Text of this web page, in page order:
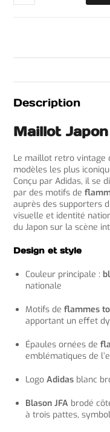
Description
Maillot
Le maillot retro vintage
modèles les plus
Conçu par Adidas, il se
par des motifs de
auprès des supporters
visuelle et identité
du Japon sur la scène
Design et style
Couleur principale :
nationale
Motifs deflammes
apportant un effet
Épaules ornées de
emblématiques de
LogoAdidas blanc
Blason JFA brodé
à trois pattes,